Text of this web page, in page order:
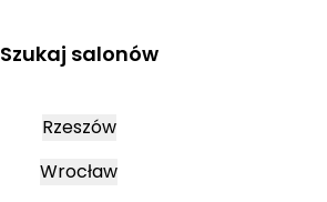
Szukaj salonów
Rzeszów
Wrocław